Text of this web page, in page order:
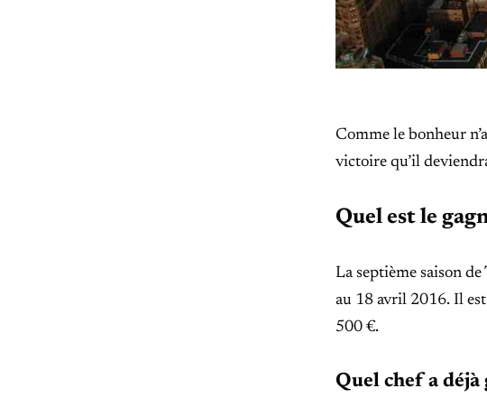
Comme le bonheur
victoire qu’il
Quel est le
La septième saison
au 18 avril 2016. Il
500 €.
Quel chef a déjà